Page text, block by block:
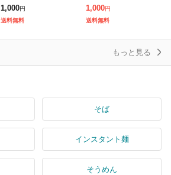
料無料(300g(3食)×3袋)
普通麺 麺のみ [メール
1,000円
送料無料
チャンポン麺 讃岐 ご当
地 ラーメン 手土産 常
1,000円
送料無料
もっと見る
そば
インスタント麺
そうめん